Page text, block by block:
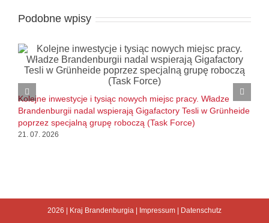
Podobne wpisy
Kolejne inwestycje i tysiąc nowych miejsc pracy. Władze
Brandenburgii nadal wspierają Gigafactory Tesli w Grünheide
poprzez specjalną grupę roboczą (Task Force)
21. 07. 2026
2026 | Kraj Brandenburgia Impressum Datenschutz